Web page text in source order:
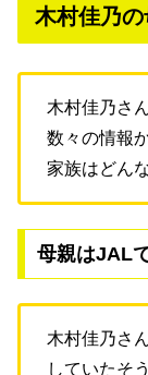
木村佳乃
木村佳乃さ
数々の情報
家族はどん
母親はJAL
木村佳乃さ
していたそ